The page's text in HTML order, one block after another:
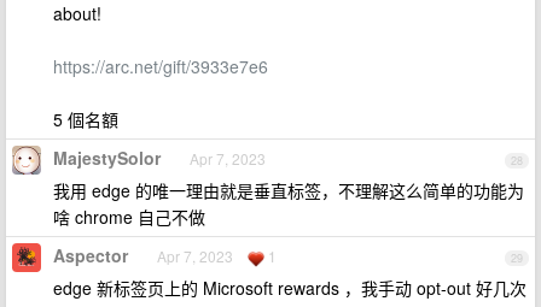
about!
https://arc.net/gift/3933e7e6
5 個名額
28
MajestySolor Apr 7, 2023
我用 edge 的唯一理由就是垂直标签，不理解这么简单的功能为
啥 chrome 自己不做
29
Aspector Apr 7, 2023 1
edge 新标签页上的 Microsoft rewards ，我手动 opt-out 好几次